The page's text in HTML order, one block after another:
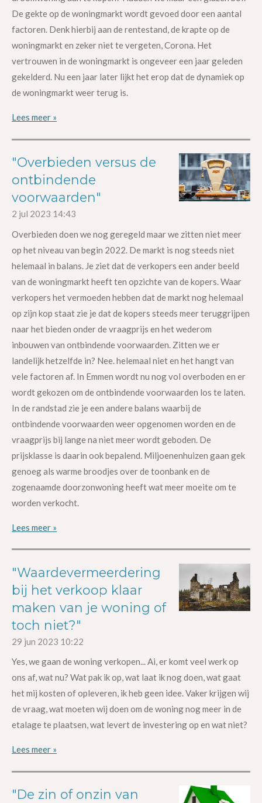
De gekte op de woningmarkt wordt gevoed door een aantal
factoren. Denk hierbij aan de rentestand, de krapte op de
woningmarkt en zeker niet te vergeten, Corona. Het
vertrouwen in de woningmarkt is ongeveer een jaar geleden
gekelderd. Nu een jaar later lijkt het erop dat de dynamiek op
de woningmarkt weer terug is.
Lees meer »
"Overbieden versus de
ontbindende
voorwaarden"
2 jul 2023 14:43
Overbieden doen we nog geregeld maar we zitten niet meer
op het niveau van begin 2022. De markt is nog steeds niet
helemaal in balans. Je ziet dat de verkopers een ander beeld
van de woningmarkt heeft ten opzichte van de kopers. Waar
verkopers het vermoeden hebben dat de markt nog helemaal
op zijn kop staat zie je dat de kopers steeds meer teruggrijpen
naar het bieden onder de vraagprijs en het wederom
inbouwen van ontbindende voorwaarden. Zitten we er
landelijk hetzelfde in? Nee. helemaal niet en het hangt van
vele factoren af. In Emmen wordt nu nog vol overboden en er
wordt gekozen om de ontbindende voorwaarden los te laten.
In de randstad zie je een andere balans waarbij de
ontbindende voorwaarden weer opgenomen worden en de
vraagprijs bij lange na niet meer wordt geboden. De
prijsklasse is daarin ook bepalend. Miljoenenhuizen gaan gek
genoeg als warme broodjes over de toonbank en de
zogenaamde doorzonwoning heeft wat meer moeite om te
worden verkocht.
Lees meer »
"Waardevermeerdering
bij het verkoop klaar
maken van je woning of
toch niet?"
29 jun 2023 10:22
Yes, we gaan de woning verkopen... Ai, er komt veel werk op
ons af, wat nu? Wat pak ik op, wat laat ik nog doen, wat gaat
het mij kosten of opleveren, ik heb geen idee. Vaker krijgen wij
de vraag, wat moeten wij doen om de woning nog meer in de
etalage te plaatsen, wat levert de investering op en wat niet?
Lees meer »
"De zin of onzin van